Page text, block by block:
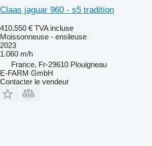
Claas jaguar 960 - s5 tradition
410.550 € TVA incluse
Moissonneuse - ensileuse
2023
1.060 m/h
France, Fr-29610 Plouigneau
E-FARM GmbH
Contacter le vendeur